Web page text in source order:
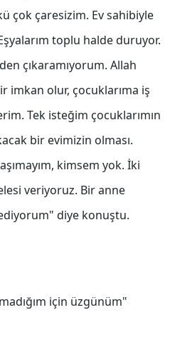
çok çaresizim. Ev sahibiyle
toplu halde duruyor.
çıkaramıyorum. Allah
imkan olur, çocuklarıma iş
Tek isteğim çocuklarımın
bir evimizin olması.
kimsem yok. İki
veriyoruz. Bir anne
diye konuştu.
için üzgünüm"